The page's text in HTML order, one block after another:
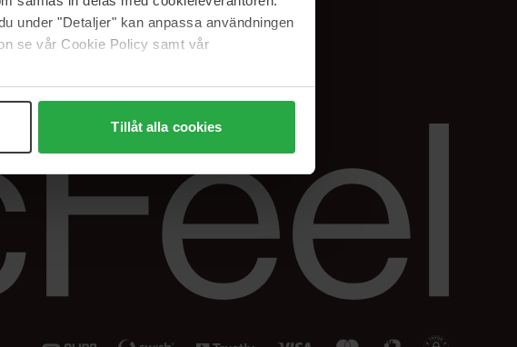
under "Detaljer" kan anpassa användningen
se vår Cookie Policy samt vår
Tillåt alla cookies
reklamationer